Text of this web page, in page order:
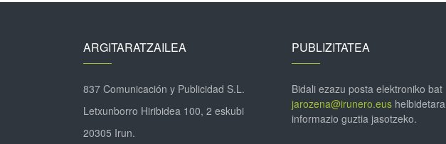
ARGITARATZAILEA
837 Comunicación y Publicidad S.L.
Letxunborro Hiribidea 100, 2 eskubi
20305 Irun.
PUBLIZITATEA
Bidali ezazu posta elektroniko bat
jarozena@irunero.eushelbidetara
informazio guztia jasotzeko.